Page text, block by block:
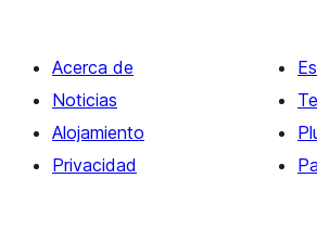
Acerca de
Noticias
Alojamiento
Privacidad